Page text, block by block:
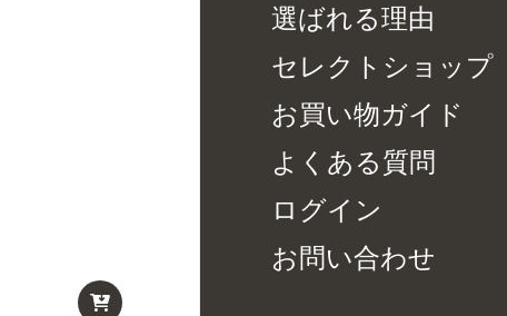
選ばれる理由
セレクトショップ
お買い物ガイド
よくある質問
ログイン
お問い合わせ